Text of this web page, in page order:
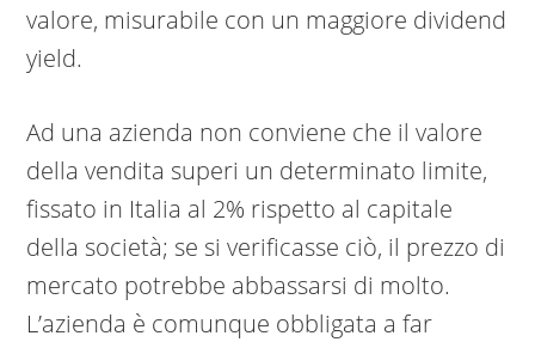
valore, misurabile con un maggiore dividend
yield.
Ad una azienda non conviene che il valore
della vendita superi un determinato limite,
fissato in Italia al 2% rispetto al capitale
della società; se si verificasse ciò, il prezzo di
mercato potrebbe abbassarsi di molto.
L’azienda è comunque obbligata a far